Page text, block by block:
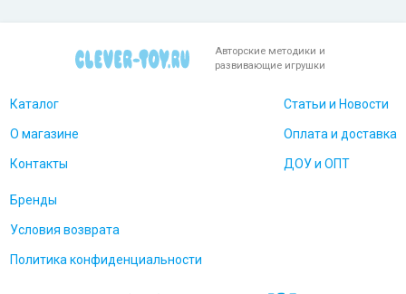
Авторские методики и
развивающие игрушки
Каталог
О магазине
Контакты
Статьи и Новости
Оплата и доставка
ДОУ и ОПТ
Бренды
Условия возврата
Политика конфиденциальности